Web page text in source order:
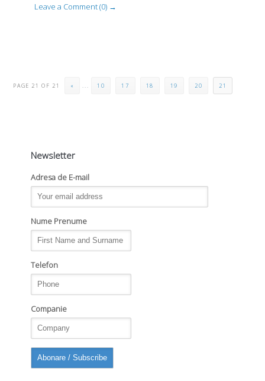
Leave a Comment (0) →
PAGE 21 OF 21 « ... 10 17 18 19 20 21
Newsletter
Adresa de E-mail
Nume Prenume
Telefon
Companie